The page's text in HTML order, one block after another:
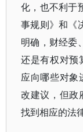
化，也不利于
事规则》和《
明确，财经委
还是有权对预
应向哪些对象
改建议，但政
找到相应的法